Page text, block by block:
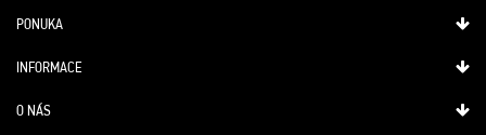
PONUKA
INFORMACE
O NÁS